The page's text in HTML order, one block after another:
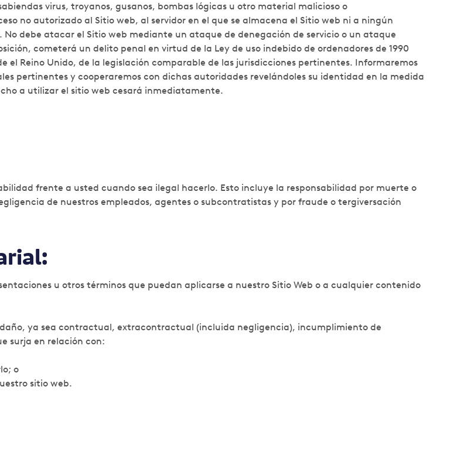
virus, troyanos, gusanos, bombas lógicas u otro material malicioso o
no autorizado al Sitio web, al servidor en el que se almacena el Sitio web ni a ningún
debe atacar el Sitio web mediante un ataque de denegación de servicio o un ataque
cometerá un delito penal en virtud de la Ley de uso indebido de ordenadores de 1990
el Reino Unido, de la legislación comparable de las jurisdicciones pertinentes. Informaremos
pertinentes y cooperaremos con dichas autoridades revelándoles su identidad en la medida
a utilizar el sitio web cesará inmediatamente.
frente a usted cuando sea ilegal hacerlo. Esto incluye la responsabilidad por muerte o
de nuestros empleados, agentes o subcontratistas y por fraude o tergiversación
u otros términos que puedan aplicarse a nuestro Sitio Web o a cualquier contenido
ya sea contractual, extracontractual (incluida negligencia), incumplimiento de
surja en relación con:
o
sitio web.